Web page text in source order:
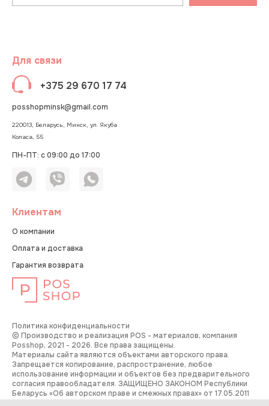
Для связи
+375 29 670 17 74
posshopminsk@gmail.com
220013, Беларусь, Минск, ул. Якуба
Коласа, 55
ПН-ПТ: с 09:00 до 17:00
Клиентам
О компании
Оплата и доставка
Гарантия возврата
Политика конфиденциальности
© Производство и реализация POS - материалов, компания
Posshop, 2021 - 2026. Все права защищены.
Материалы сайта являются объектами авторского права.
Запрещается копирование, распространение, любое
использование информации и объектов без предварительного
согласия правообладателя. ЗАЩИЩЕНО ЗАКОНОМ Республики
Беларусь «Об авторском праве и смежных правах» от 17.05.2011